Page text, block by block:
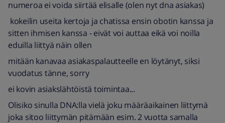
numeroa ei voida siirtää elisalle (olen nyt dna asiakas)
kokeilin useita kertoja ja chatissa ensin obotin kanssa ja
sitten ihmisen kanssa - eivät voi auttaa eikä voi noilla
eduilla liittyä näin ollen
mitään kanavaa asiakaspalautteelle en löytänyt, siksi
vuodatus tänne, sorry
ei kovin asiakslähtöistä toimintaa...
Olisiko sinulla DNA:lla vielä joku määräaikainen liittymä
joka sitoo liittymän pitämään esim. 2 vuotta samalla